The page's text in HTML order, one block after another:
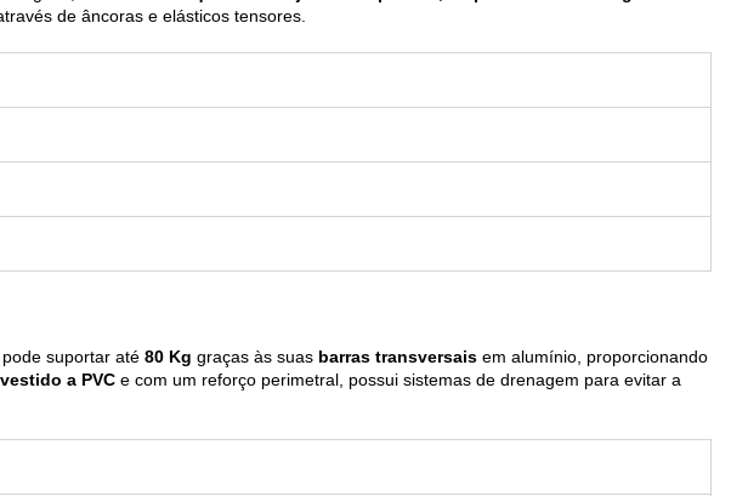
de âncoras e elásticos tensores.
pode suportar até 80 Kg graças às suas barras transversais em alumínio, proporcionando
a PVC e com um reforço perimetral, possui sistemas de drenagem para evitar a